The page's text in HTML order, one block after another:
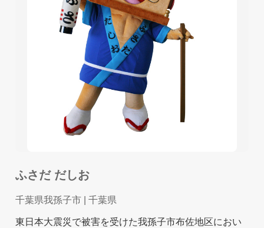
ふさだ だしお
千葉県我孫子市 | 千葉県
東日本大震災で被害を受けた我孫子市布佐地区におい